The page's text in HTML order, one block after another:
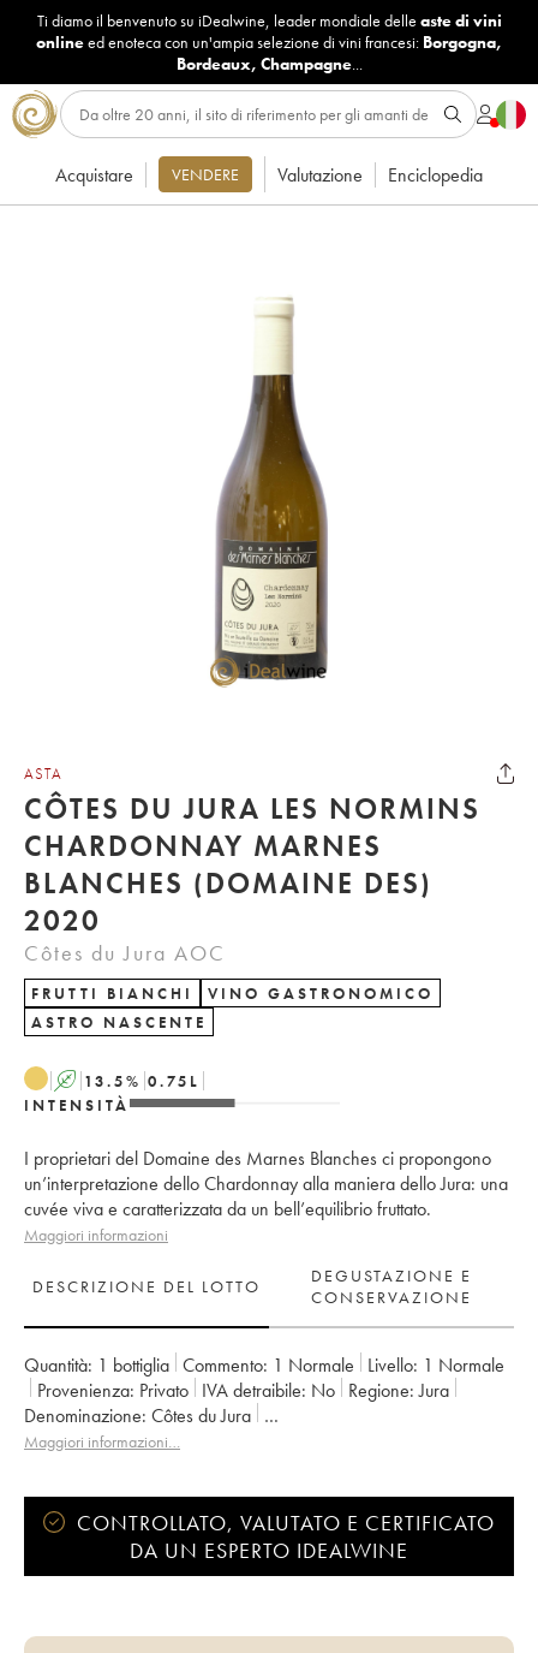
Ti diamo il benvenuto su iDealwine, leader mondiale delle aste di vini
onlineed enoteca con un'ampia selezione di vini francesi: Borgogna,
Bordeaux, Champagne...
Acquistare VENDERE Valutazione Enciclopedia
ASTA
CÔTES DU JURA LES NORMINS
CHARDONNAY MARNES
BLANCHES (DOMAINE DES)
2020
Côtes du Jura AOC
FRUTTI BIANCHI
VINO GASTRONOMICO
ASTRO NASCENTE
A 13.5% 0.75 L
INTENSITÀ
I proprietari del Domaine des Marnes Blanches ci propongono
un’interpretazione dello Chardonnay alla maniera dello Jura: una
cuvée viva e caratterizzata da un bell’equilibrio fruttato.
Maggiori informazioni
DESCRIZIONE DEL LOTTO
DEGUSTAZIONE E
CONSERVAZIONE
Quantità: 1 bottiglia Commento: 1 Normale Livello: 1 Normale
Provenienza:
privato IVA detraibile: no Regione: Jura
Denominazione:
Côtes du Jura
Proprietario:
Marnes Blanches (Domaine des)
Maggiori informazioni…
CONTROLLATO, VALUTATO E CERTIFICATO
DA UN ESPERTO IDEALWINE